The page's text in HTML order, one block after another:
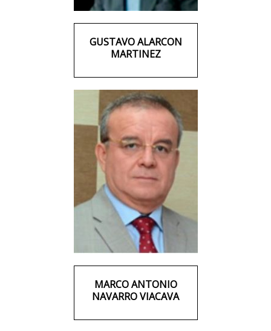
GUSTAVO ALARCON
MARTINEZ
MARCO ANTONIO
NAVARRO VIACAVA